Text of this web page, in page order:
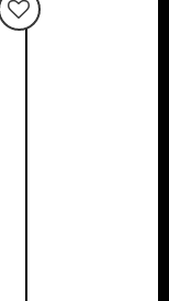
Lägg till i favoriter